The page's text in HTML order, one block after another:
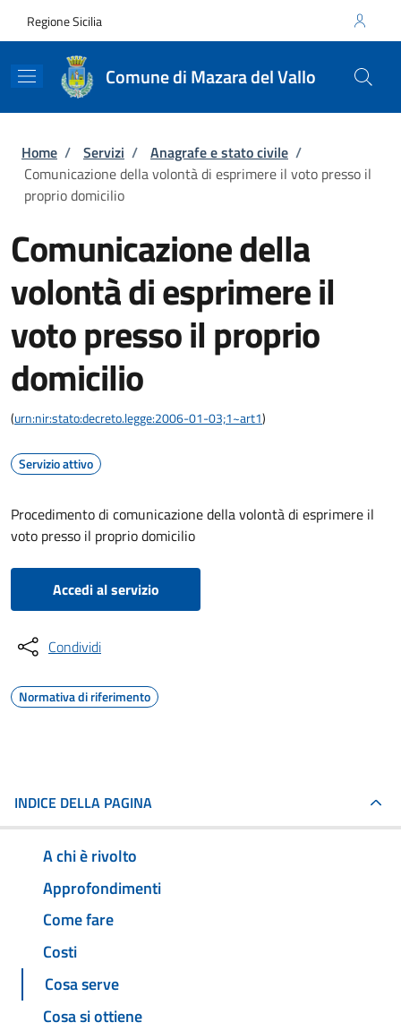
Regione Sicilia
Comune di Mazara del Vallo
Briciole di pane
Home / Servizi / Anagrafe e stato civile /
Comunicazione della volontà di esprimere il voto presso il
proprio domicilio
Comunicazione della
volontà di esprimere il
voto presso il proprio
domicilio
(urn:nir:stato:decreto.legge:2006-01-03;1~art1)
Servizio attivo
Procedimento di comunicazione della volontà di esprimere il
voto presso il proprio domicilio
Accedi al servizio
Condividi
Normativa di riferimento
INDICE DELLA PAGINA
A chi è rivolto
Approfondimenti
Come fare
Costi
Cosa serve
Cosa si ottiene